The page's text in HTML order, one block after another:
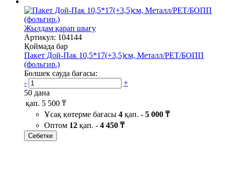
Жылдам қарап шығу
Артикул: 104144
Қоймада бар
Пакет Дой-Пак 10,5*17(+3,5)см, Металл/PET/БОПП
(фольгир.)
Бөлшек сауда бағасы:
-
+
50 дана
қап. 5 500 ₸
Ұсақ көтерме бағасы 4 қап. - 5 000 ₸
Оптом 12 қап. - 4 450 ₸
Себетке